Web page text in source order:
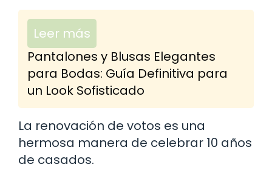
Leer más
Pantalones y Blusas Elegantes
para Bodas: Guía Definitiva para
un Look Sofisticado
La renovación de votos es una
hermosa manera de celebrar 10 años
de casados.